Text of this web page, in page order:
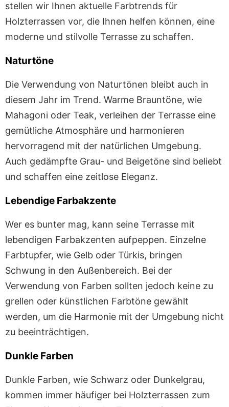
stellen wir Ihnen aktuelle Farbtrends für
Holzterrassen vor, die Ihnen helfen können, eine
moderne und stilvolle Terrasse zu schaffen.
Naturtöne
Die Verwendung von Naturtönen bleibt auch in
diesem Jahr im Trend. Warme Brauntöne, wie
Mahagoni oder Teak, verleihen der Terrasse eine
gemütliche Atmosphäre und harmonieren
hervorragend mit der natürlichen Umgebung.
Auch gedämpfte Grau- und Beigetöne sind beliebt
und schaffen eine zeitlose Eleganz.
Lebendige Farbakzente
Wer es bunter mag, kann seine Terrasse mit
lebendigen Farbakzenten aufpeppen. Einzelne
Farbtupfer, wie Gelb oder Türkis, bringen
Schwung in den Außenbereich. Bei der
Verwendung von Farben sollten jedoch keine zu
grellen oder künstlichen Farbtöne gewählt
werden, um die Harmonie mit der Umgebung nicht
zu beeinträchtigen.
Dunkle Farben
Dunkle Farben, wie Schwarz oder Dunkelgrau,
kommen immer häufiger bei Holzterrassen zum